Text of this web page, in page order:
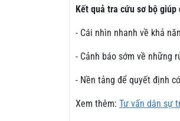
Kết quả tra cứu sơ bộ
- Cái nhìn nhanh về khả
- Cảnh báo sớm về những
- Nền tảng để quyết định
Xem thêm: Tư vấn dân sự